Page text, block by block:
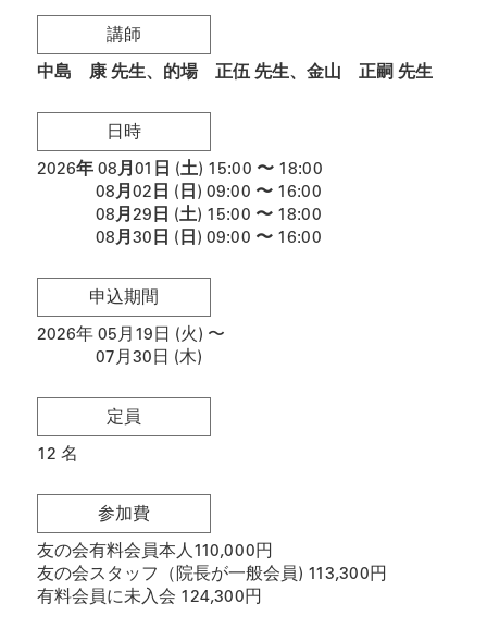
講師
中島 康 先生 的場 正伍 先生 金山 正嗣 先生
日時
2026年 08月01日 (土) 15:00 〜 18:00
08月02日 (日) 09:00 〜 16:00
08月29日 (土) 15:00 〜 18:00
08月30日 (日) 09:00 〜 16:00
申込期間
2026年 05月19日 (火) 〜
07月30日 (木)
定員
12 名
参加費
友の会有料会員本人110,000円
友の会スタッフ（院長が一般会員) 113,300円
有料会員に未入会 124,300円